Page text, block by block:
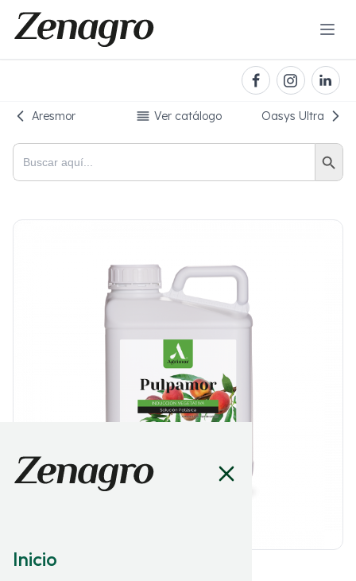
Inicio
Aresmor Ver catálogo Oasys Ultra
Buscar: Botón de